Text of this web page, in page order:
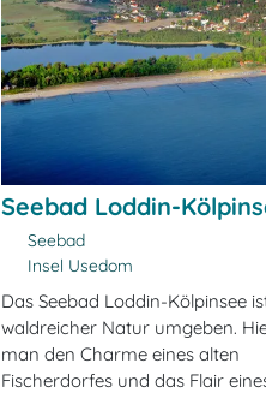
Seebad Loddin-
Seebad
Insel Usedom
Das Seebad Loddin-Kölpinsee
waldreicher Natur umgeben.
man den Charme eines alten
Fischerdorfes und das Flair